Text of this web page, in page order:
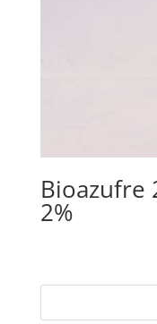
Bioazufre
2%